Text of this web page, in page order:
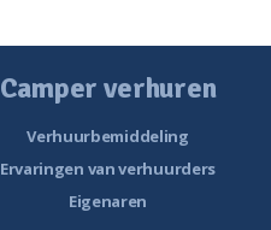
Camper verhuren
Verhuurbemiddeling
Ervaringen van verhuurders
Eigenaren